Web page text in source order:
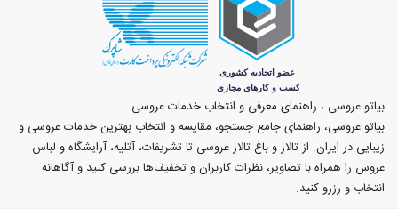
بیاتو عروسی ، راهنمای معرفی و انتخاب خدمات عروسی
بیاتو عروسی، راهنمای جامع جستجو، مقایسه و انتخاب بهترین خدمات عروسی و
زیبایی در ایران. از تالار و باغ تالار عروسی تا تشریفات، آتلیه، آرایشگاه و لباس
عروس را همراه با تصاویر، نظرات کاربران و تخفیف‌ها بررسی کنید و آگاهانه
انتخاب و رزرو کنید.